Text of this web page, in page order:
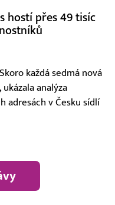
hostí přes 49 tisíc
každá sedmá nová
analýza
adresách v Česku sídlí